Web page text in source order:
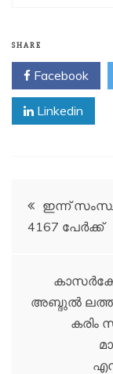
SHARE
Facebook
Linkedin
Post
navigation
ഇന്ന്
4167 പേർക്ക്
അബ്ദുൽ
കരിം